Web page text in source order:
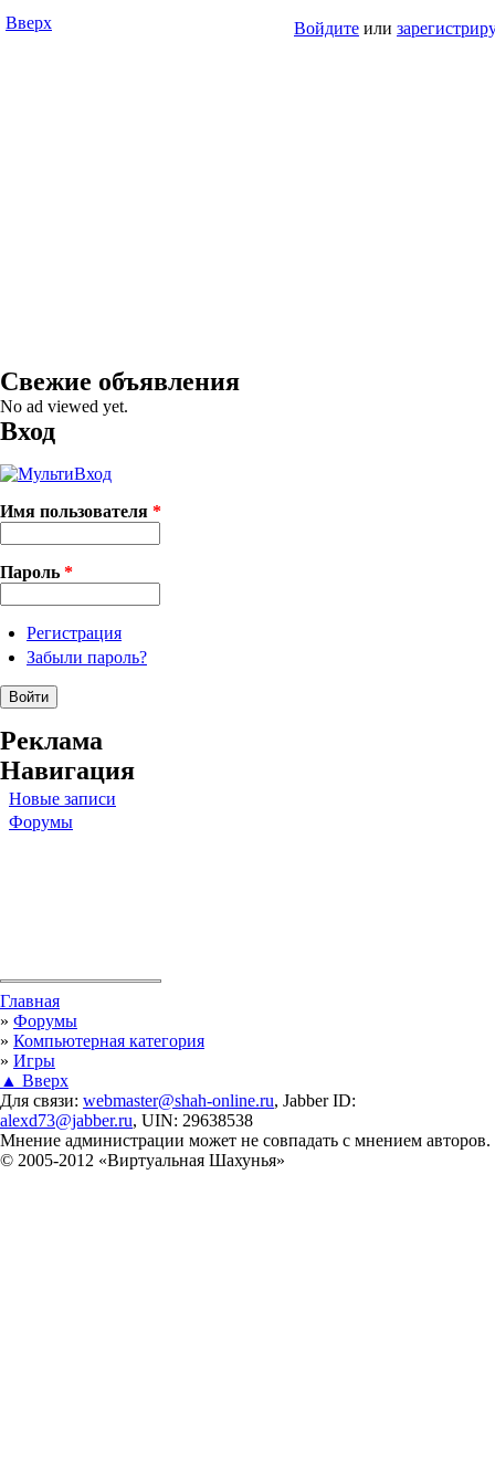
Вверх
Войдите или
Свежие объявления
No ad viewed yet.
Вход
Имя пользователя *
Пароль *
Регистрация
Забыли пароль?
Реклама
Навигация
Новые записи
Форумы
Вы здесь
Главная
» Форумы
» Компьютерная категория
» Игры
▲ Вверх
Для связи: webmaster@shah-online.ru, Jabber ID:
alexd73@jabber.ru, UIN: 29638538
Мнение администрации может не совпадать с мнением авторов.
© 2005-2012 «Виртуальная Шахунья»